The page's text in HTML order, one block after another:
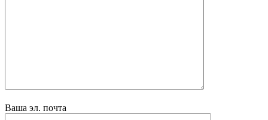
Ваша эл. почта